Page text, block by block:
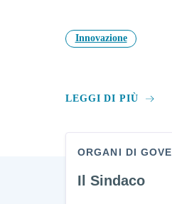
Innovazione
LEGGI DI PIÙ
ORGANI DI
Il Sindaco